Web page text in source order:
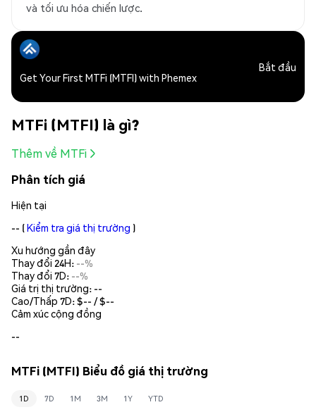
và tối ưu hóa chiến lược.
Get Your First MTFi (MTFI) with Phemex
Bắt đầu
MTFi (MTFI) là gì?
Thêm về MTFi
Phân tích giá
Hiện tại
-- (Kiểm tra giá thị trường )
Xu hướng gần đây
Thay đổi 24H: --%
Thay đổi 7D: --%
Giá trị thị trường: --
Cao/Thấp 7D: $-- / $--
Cảm xúc cộng đồng
--
MTFi (MTFI) Biểu đồ giá thị trường
1D 7D 1M 3M 1Y YTD